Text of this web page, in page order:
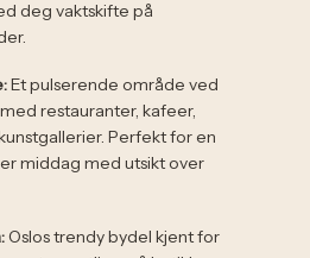
deg vaktskifte på
Et pulserende område ved
restauranter, kafeer,
Perfekt for en
middag med utsikt over
Oslos trendy bydel kjent for